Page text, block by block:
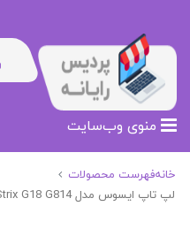
خانهفهرست محصولات
لپ تاپ ایسوس مدل ASUS ROG Strix G18 G814